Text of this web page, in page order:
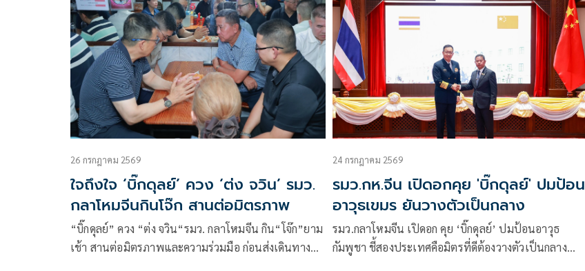
26 กรกฎาคม 2569
ใจถึงใจ ‘บิ๊กดุลย์’ ควง ‘ต่ง จวิน’ รมว.
กลาโหมจีนกินโจ๊ก สานต่อมิตรภาพ
“บิ๊กดุลย์” ควง “ต่ง จวิน“รมว. กลาโหมจีน กิน“โจ๊ก”ยาม
เช้า สานต่อมิตรภาพและความร่วมมือ ก่อนส่งเดินทาง
24 กรกฎาคม 2569
รมว.กห.จีน เปิดอกคุย 'บิ๊กดุลย์' ปมป้อน
อาวุธเขมร ยันวางตัวเป็นกลาง
รมว.กลาโหมจีน เปิดอก คุย ‘บิ๊กดุลย์’ ปมป้อนอาวุธ
กัมพูชา ชี้สองประเทศคือมิตรที่ดีต้องวางตัวเป็นกลาง